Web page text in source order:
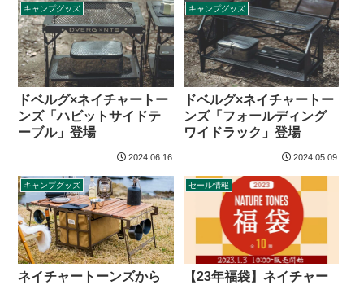
キャンプグッズ
ドベルグ×ネイチャートー
ンズ「ハビットサイドテ
ーブル」登場
2024.06.16
キャンプグッズ
ドベルグ×ネイチャートー
ンズ「フォールディング
ワイドラック」登場
2024.05.09
キャンプグッズ
ネイチャートーンズから
セール情報
【23年福袋】ネイチャー